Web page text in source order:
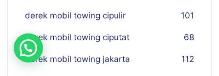
derek mobil towing cipulir 101
derek mobil towing ciputat 68
derek mobil towing jakarta 112